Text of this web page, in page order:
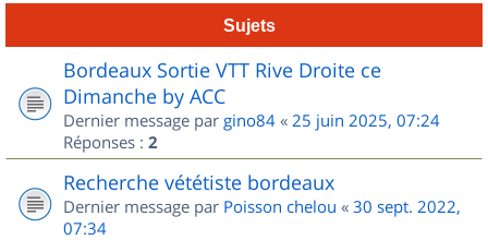
Sujets
Bordeaux Sortie VTT Rive Droite ce
Dimanche by ACC
Dernier message par gino84 « 25 juin 2025, 07:24
Réponses : 2
Recherche vététiste bordeaux
Dernier message par Poisson chelou « 30 sept. 2022,
07:34